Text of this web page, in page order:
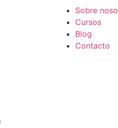
Sobre
Cursos
Blog
Contacto